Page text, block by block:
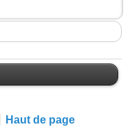
Haut de page